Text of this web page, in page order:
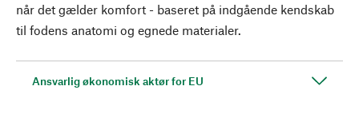
når det gælder komfort - baseret på indgående kendskab
til fodens anatomi og egnede materialer.
Ansvarlig økonomisk aktør for EU